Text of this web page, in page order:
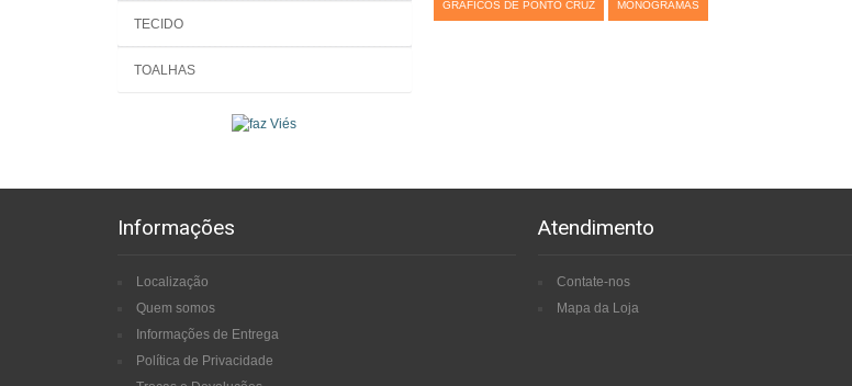
TECIDO
TOALHAS
GRAFICOS DE PONTO CRUZ MONOGRAMAS
Informações
Localização
Quem somos
Informações de Entrega
Política de Privacidade
Atendimento
Contate-nos
Mapa da Loja